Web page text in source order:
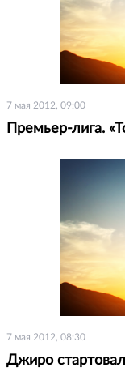
7 мая 2012, 09:00
Премьер-лига.
7 мая 2012, 08:30
Джиро